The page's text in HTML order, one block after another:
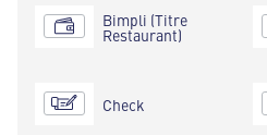
Bimpli (Titre
Restaurant)
Check